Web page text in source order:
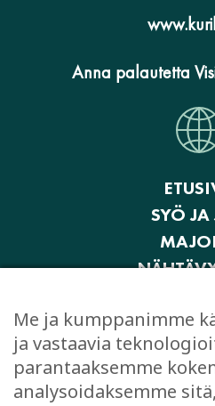
Anna palautetta
SYÖ JA
JUHLI JA
Me ja kumppanimme
ja vastaavia
parantaaksemme
analysoidaksemme